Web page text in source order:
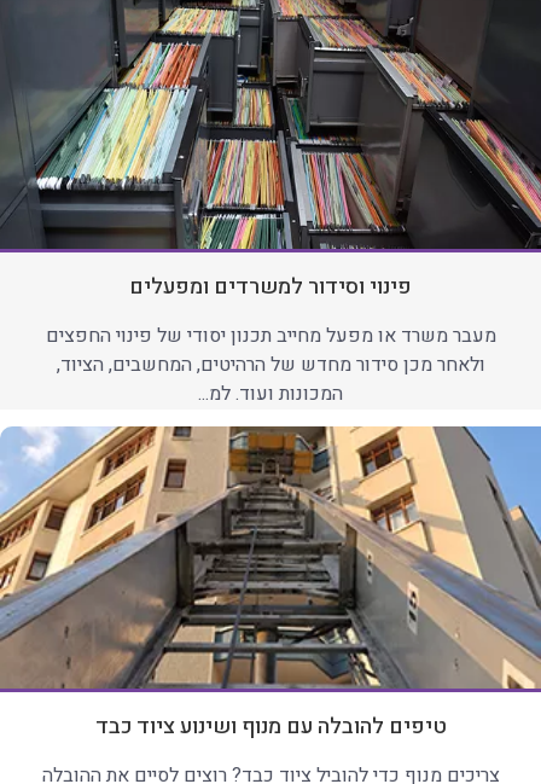
פינוי וסידור למשרדים ומפעלים
מעבר משרד או מפעל מחייב תכנון יסודי של פינוי החפצים
ולאחר מכן סידור מחדש של הרהיטים, המחשבים, הציוד,
המכונות ועוד. למ...
טיפים להובלה עם מנוף ושינוע ציוד כבד
צריכים מנוף כדי להוביל ציוד כבד? רוצים לסיים את ההובלה